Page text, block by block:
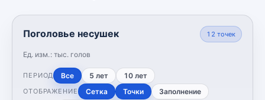
Поголовье несушек
Ед. изм.: тыс. голов
12 точек
ПЕРИОД Все 5 лет 10 лет
ОТОБРАЖЕНИЕ Сетка Точки Заполнение